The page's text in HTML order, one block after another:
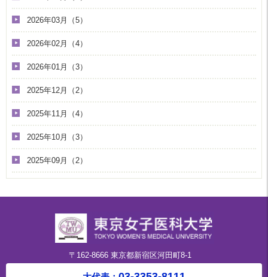
2026年03月（5）
2026年02月（4）
2026年01月（3）
2025年12月（2）
2025年11月（4）
2025年10月（3）
2025年09月（2）
〒162-8666 東京都新宿区河田町8-1